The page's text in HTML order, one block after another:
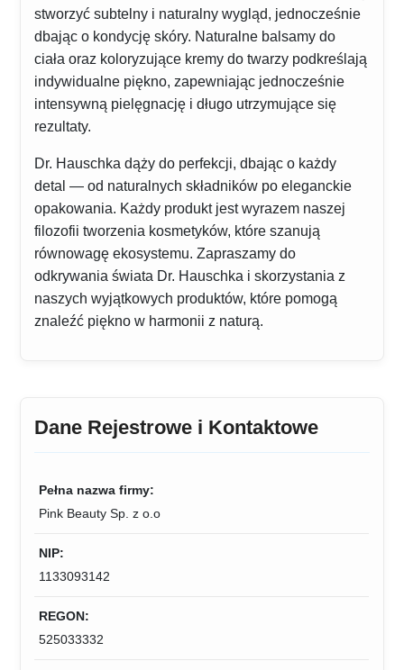
stworzyć subtelny i naturalny wygląd, jednocześnie
dbając o kondycję skóry. Naturalne balsamy do
ciała oraz koloryzujące kremy do twarzy podkreślają
indywidualne piękno, zapewniając jednocześnie
intensywną pielęgnację i długo utrzymujące się
rezultaty.
Dr. Hauschka dąży do perfekcji, dbając o każdy
detal — od naturalnych składników po eleganckie
opakowania. Każdy produkt jest wyrazem naszej
filozofii tworzenia kosmetyków, które szanują
równowagę ekosystemu. Zapraszamy do
odkrywania świata Dr. Hauschka i skorzystania z
naszych wyjątkowych produktów, które pomogą
znaleźć piękno w harmonii z naturą.
Dane Rejestrowe i Kontaktowe
Pełna nazwa firmy:
Pink Beauty Sp. z o.o
NIP:
1133093142
REGON:
525033332